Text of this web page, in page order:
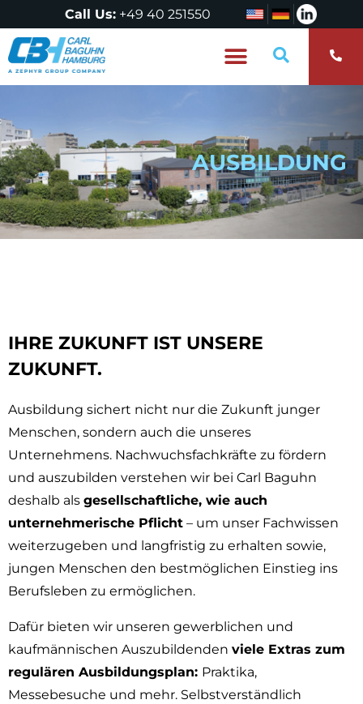
Call Us: +49 40 251550
AUSBILDUNG
IHRE ZUKUNFT IST UNSERE
ZUKUNFT.
Ausbildung sichert nicht nur die Zukunft junger
Menschen, sondern auch die unseres
Unternehmens. Nachwuchsfachkräfte zu fördern
und auszubilden verstehen wir bei Carl Baguhn
deshalb als gesellschaftliche, wie auch
unternehmerische Pflicht – um unser Fachwissen
weiterzugeben und langfristig zu erhalten sowie,
jungen Menschen den bestmöglichen Einstieg ins
Berufsleben zu ermöglichen.
Dafür bieten wir unseren gewerblichen und
kaufmännischen Auszubildenden viele Extras zum
regulären Ausbildungsplan: Praktika,
Messebesuche und mehr. Selbstverständlich